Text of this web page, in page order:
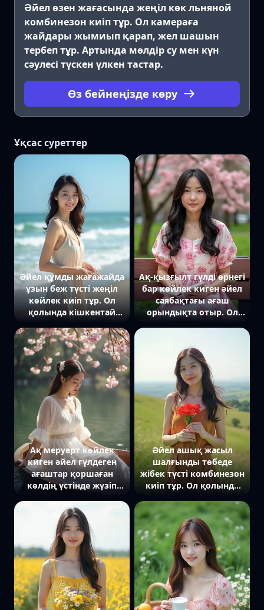
Әйел өзен жағасында жеңіл көк льняной
комбинезон киіп тұр. Ол камераға
жайдары жымиып қарап, жел шашын
тербеп тұр. Артында мөлдір су мен күн
сәулесі түскен үлкен тастар.
Өз бейнеңізде көру
Ұқсас суреттер
Әйел құмды жағажайда
ұзын беж түсті жеңіл
көйлек киіп тұр. Ол
қолында кішкентай
камераға жұмсақ
жымиып қарайды.
Артында толқындар
жағаны жуып, аспан
ашық көк түске
боялған.
Ақ-қызғылт гүлді өрнегі
бар көйлек киген әйел
саябақтағы ағаш
орындықта отыр. Ол
жымиып қарайды.
Артында гүлдеп тұрған
бақ көрінеді. Жарық
жұмсақ, екпін оның
тыныштығы мен
көктемгі бейнесіне
қойылған.
Ақ меруерт көйлек
киген әйел гүлдеген
ағаштар қоршаған
көлдің үстінде жүзіп
қайықта отыр. Ол
төмен қарап, қолымен
суды жеңіл сипап тұр.
Артында судың бетінде
ағаштардың
шағылысуы көрінеді.
Жарық жұмсақ, екпін
оның романтикалық
бейнесіне қойылған.
Әйел ашық жасыл
шалғынды төбеде
жібек түсті комбинезон
киіп тұр. Ол қолында
жел бетіне тиіп тұр.
Камераға нәзік әрі
бақытты көзқараспен
қарап, артында шалғын
шөптер мен бұлтсыз
аспан көрінеді.